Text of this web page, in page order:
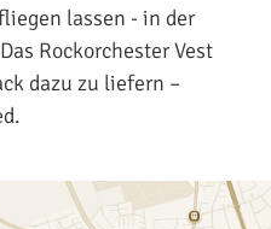
lassen - in der
Rockorchester Vest
dazu zu liefern –